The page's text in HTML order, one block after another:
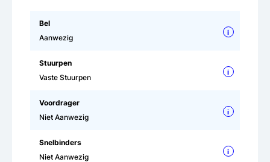
Bel
Aanwezig
i
Stuurpen
Vaste Stuurpen
i
Voordrager
Niet Aanwezig
i
Snelbinders
Niet Aanwezig
i